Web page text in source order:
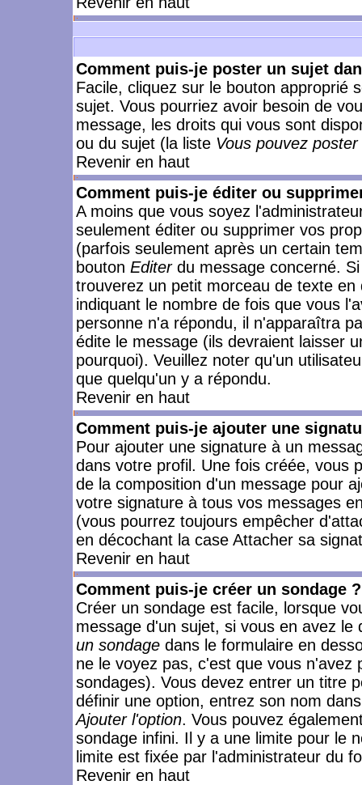
Comment puis-je poster un sujet
Facile, cliquez sur le bouton approprié
sujet. Vous pourriez avoir besoin de
message, les droits qui vous sont
ou du sujet (la liste Vous pouvez
Revenir en haut
Comment puis-je éditer ou
A moins que vous soyez
seulement éditer ou supprimer vos
(parfois seulement après un certain
bouton Editerdu message concerné.
trouverez un petit morceau de texte
indiquant le nombre de fois que vous
personne n'a répondu, il n'apparaîtra
édite le message (ils devraient laisser
pourquoi). Veuillez noter qu'un
que quelqu'un y a répondu.
Revenir en haut
Comment puis-je ajouter une
Pour ajouter une signature à un
dans votre profil. Une fois créée, vous
de la composition d'un message pour
votre signature à tous vos messages
(vous pourrez toujours empêcher
en décochant la case Attacher sa
Revenir en haut
Comment puis-je créer un sondage ?
Créer un sondage est facile, lorsque
message d'un sujet, si vous en avez
un sondage dans le formulaire en
ne le voyez pas, c'est que vous
sondages). Vous devez entrer un titre
définir une option, entrez son nom
Ajouter l'option. Vous pouvez
sondage infini. Il y a une limite pour le
limite est fixée par l'administrateur du
Revenir en haut